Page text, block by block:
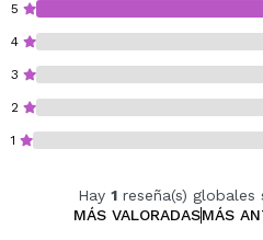
5
4
3
2
1
Hay 1reseña(s)
MÁS VALORADASMÁS